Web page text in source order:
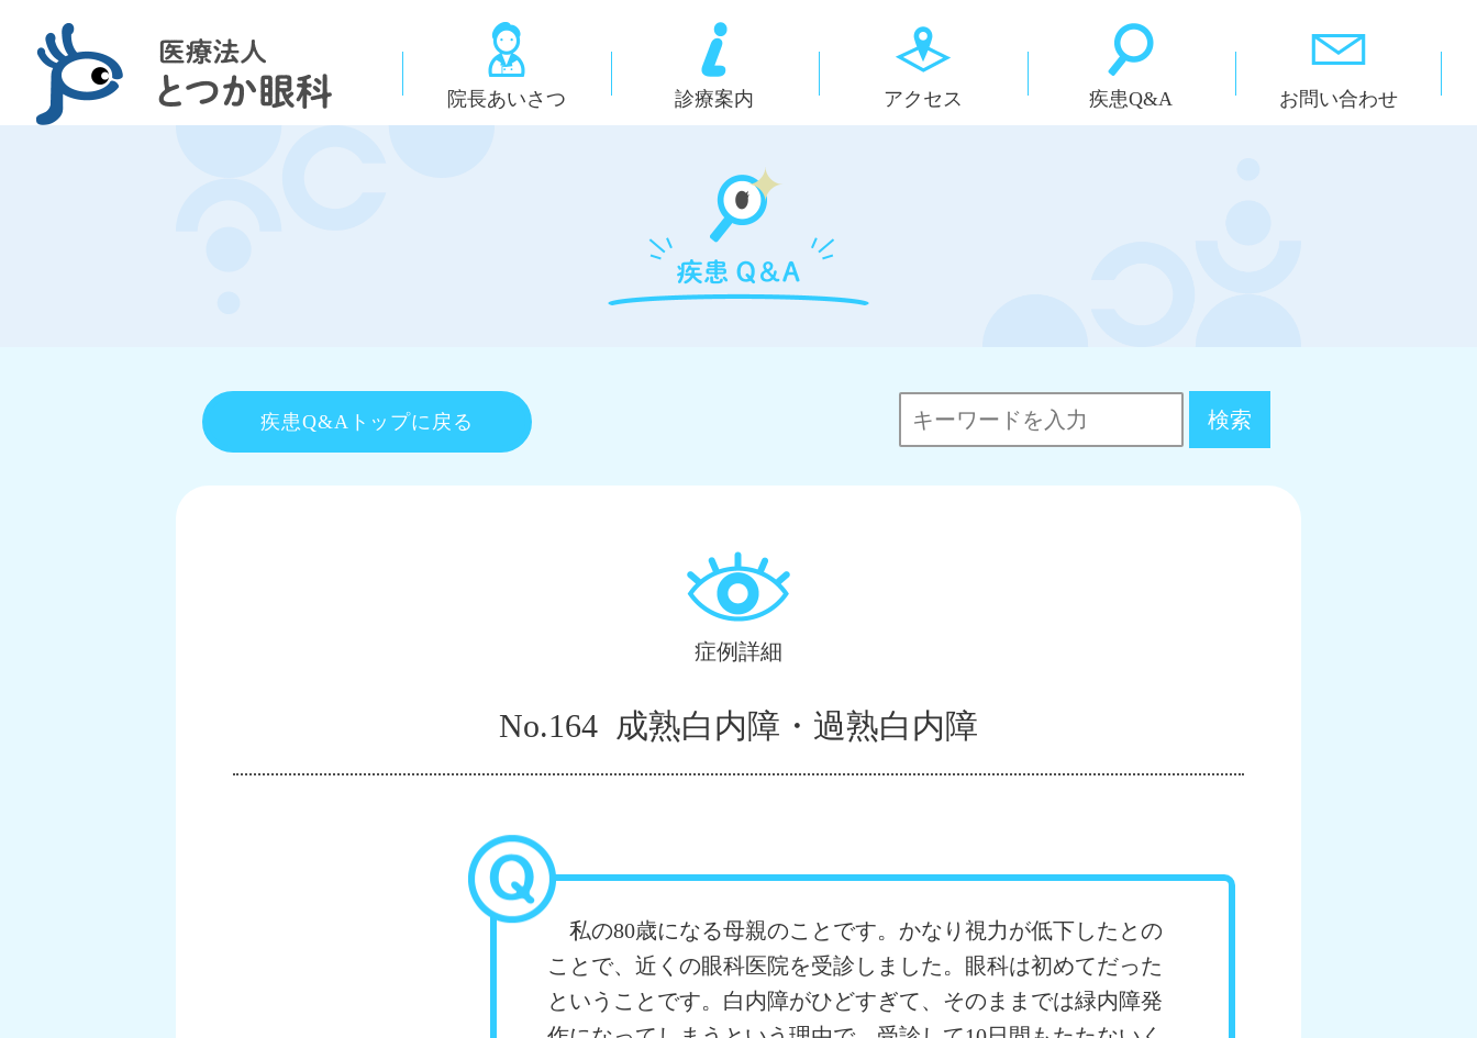
院長あいさつ 診療案内 アクセス 疾患Q&A お問い合わせ
疾患Q&Aトップに戻る
症例詳細
No.164 成熟白内障・過熟白内障
私の80歳になる母親のことです。かなり視力が低下したとの
ことで、近くの眼科医院を受診しました。眼科は初めてだった
ということです。白内障がひどすぎて、そのままでは緑内障発